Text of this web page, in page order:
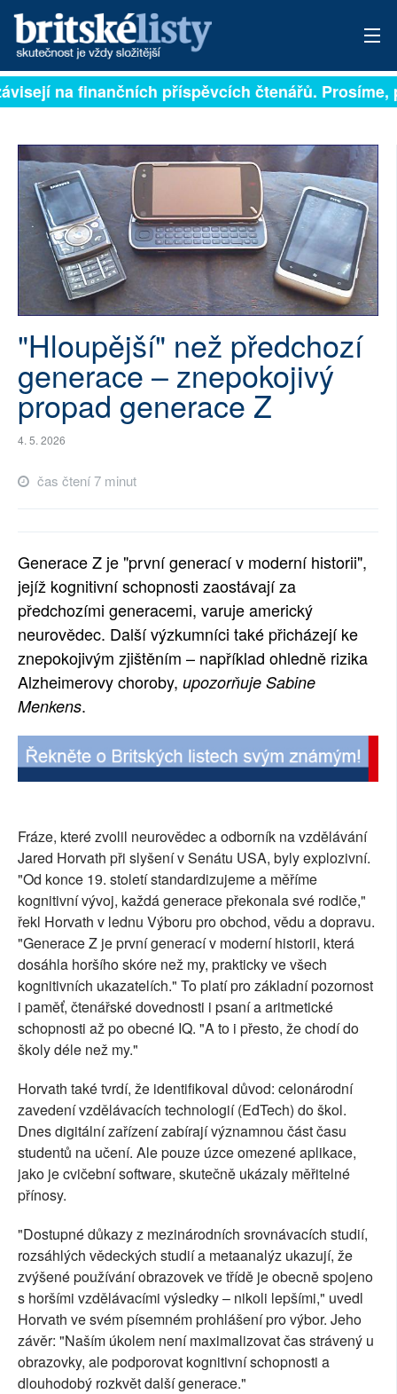
PŘIHLÁSIT
ARCHIV
ROZHOVORY
TÉMATA
NEJČTENĚJŠÍ ZA 7 DNÍ
AUTOŘI
PŘÍSPĚVKY NA PROVOZ
SOCIÁLNÍ SÍTĚ
na finančních příspěvcích čtenářů. Prosíme,
"Hloupější" než předchozí
generace – znepokojivý
propad generace Z
4. 5. 2026
čas čtení 7 minut
Generace Z je "první generací v moderní historii",
jejíž kognitivní schopnosti zaostávají za
předchozími generacemi, varuje americký
neurovědec. Další výzkumníci také přicházejí ke
znepokojivým zjištěním – například ohledně rizika
Alzheimerovy choroby, upozorňuje Sabine
Menkens.
Fráze, které zvolil neurovědec a odborník na vzdělávání
Jared Horvath při slyšení v Senátu USA, byly explozivní.
"Od konce 19. století standardizujeme a měříme
kognitivní vývoj, každá generace překonala své rodiče,"
řekl Horvath v lednu Výboru pro obchod, vědu a dopravu.
"Generace Z je první generací v moderní historii, která
dosáhla horšího skóre než my, prakticky ve všech
kognitivních ukazatelích." To platí pro základní pozornost
i paměť, čtenářské dovednosti i psaní a aritmetické
schopnosti až po obecné IQ. "A to i přesto, že chodí do
školy déle než my."
Horvath také tvrdí, že identifikoval důvod: celonárodní
zavedení vzdělávacích technologií (EdTech) do škol.
Dnes digitální zařízení zabírají významnou část času
studentů na učení. Ale pouze úzce omezené aplikace,
jako je cvičební software, skutečně ukázaly měřitelné
přínosy.
"Dostupné důkazy z mezinárodních srovnávacích studií,
rozsáhlých vědeckých studií a metaanalýz ukazují, že
zvýšené používání obrazovek ve třídě je obecně spojeno
s horšími vzdělávacími výsledky – nikoli lepšími," uvedl
Horvath ve svém písemném prohlášení pro výbor. Jeho
závěr: "Naším úkolem není maximalizovat čas strávený u
obrazovky, ale podporovat kognitivní schopnosti a
dlouhodobý rozkvět další generace."